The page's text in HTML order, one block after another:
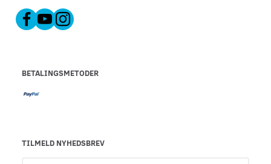
BETALINGSMETODER
TILMELD NYHEDSBREV